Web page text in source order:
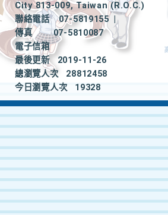
City 813-009, Taiwan (R.O.C.)
聯絡電話
07-5819155
|
傳真
07-5810087
電子信箱
最後更新
2019-11-26
總瀏覽人次
28812458
今日瀏覽人次
19328